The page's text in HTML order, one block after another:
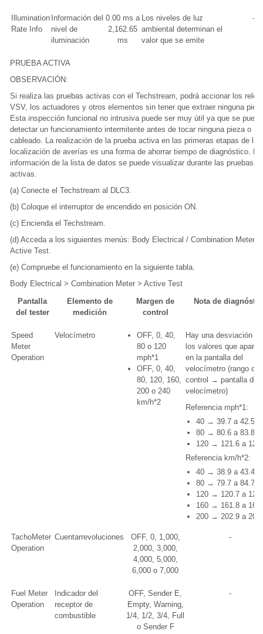
Illumination
Rate Info
Información del
nivel de
iluminación
0.00 ms a
2,162.65
ms
Los niveles de luz
ambiental determinan el
valor que se emite
-
PRUEBA ACTIVA
OBSERVACIÓN:
Si realiza las pruebas activas con el Techstream, podrá accionar los
VSV, los actuadores y otros elementos sin tener que extraer ninguna
Esta inspección funcional no intrusiva puede ser muy útil ya que se puede
detectar un funcionamiento intermitente antes de tocar ninguna pieza o
cableado. La realización de la prueba activa en las primeras etapas de la
localización de averías es una forma de ahorrar tiempo de diagnóstico. La
información de la lista de datos se puede visualizar durante las pruebas
activas.
(a) Conecte el Techstream al DLC3.
(b) Coloque el interruptor de encendido en posición ON.
(c) Encienda el Techstream.
(d) Acceda a los siguientes menús: Body Electrical / Combination Meter /
Active Test.
(e) Compruebe el funcionamiento en la siguiente tabla.
Body Electrical > Combination Meter > Active Test
Pantalla
del tester
Elemento de
medición
Margen de
control
Nota de
Speed
Meter
Operation
Velocímetro
OFF, 0, 40,
80 o 120
mph*1
OFF, 0, 40,
80, 120, 160,
200 o 240
km/h*2
Hay una desviación de
los valores que
en la pantalla del
velocímetro (rango de
control → pantalla del
velocímetro)
Referencia mph*1:
40 → 39.7 a 42.5
80 → 80.6 a 83.8
120 → 121.6 a
Referencia km/h*2:
40 → 38.9 a 43.4
80 → 79.7 a 84.7
120 → 120.7 a
160 → 161.8 a
200 → 202.9 a
TachoMeter
Operation
Cuentarrevoluciones
OFF, 0, 1,000,
2,000, 3,000,
4,000, 5,000,
6,000 o 7,000
-
Fuel Meter
Operation
Indicador del
receptor de
combustible
OFF, Sender E,
Empty, Warning,
1/4, 1/2, 3/4, Full
o Sender F
-